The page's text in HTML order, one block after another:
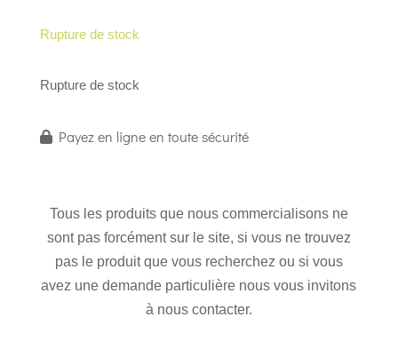
Rupture de stock
Rupture de stock
Payez en ligne en toute sécurité
Tous les produits que nous commercialisons ne
sont pas forcément sur le site, si vous ne trouvez
pas le produit que vous recherchez ou si vous
avez une demande particulière nous vous invitons
à nous contacter.